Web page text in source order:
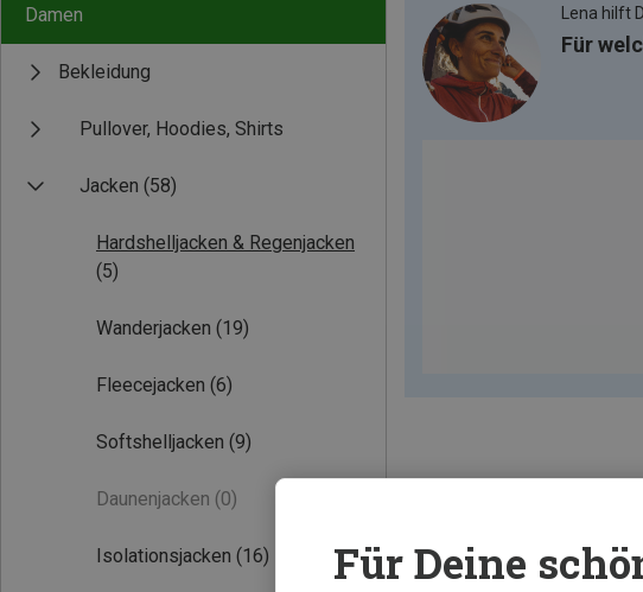
Damen
Bekleidung
Pullover, Hoodies, Shirts
Jacken (58)
Hardshelljacken & Regenjacken
(5)
Wanderjacken (19)
Fleecejacken (6)
Softshelljacken (9)
Daunenjacken (0)
Isolationsjacken (16)
Lena hilft
Für
Für Deine